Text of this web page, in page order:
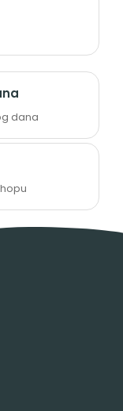
dana